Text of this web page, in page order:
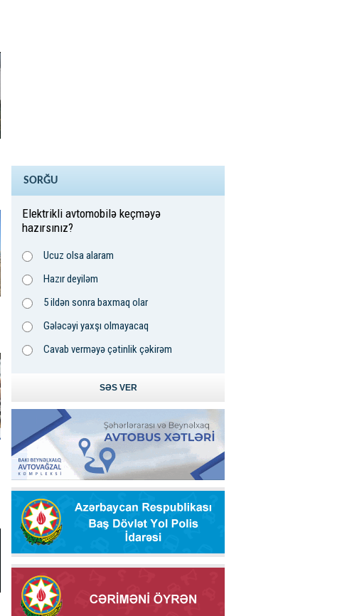
SORĞU
Elektrikli avtomobilə keçməyə
hazırsınız?
Ucuz olsa alaram
Hazır deyiləm
5 ildən sonra baxmaq olar
Gələcəyi yaxşı olmayacaq
Cavab verməyə çətinlik çəkirəm